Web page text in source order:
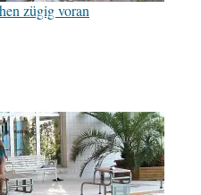
zügig voran